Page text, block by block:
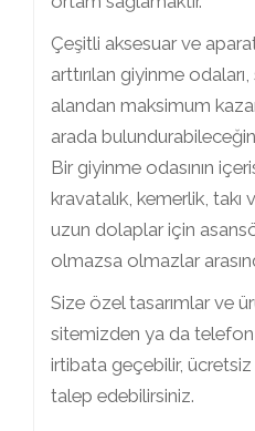
Çeşitli aksesuar ve
arttırılan giyinme
alandan maksimum
arada
Bir giyinme odasının
kravatalık, kemerlik, takı
uzun dolaplar için
olmazsa olmazlar
Size özel tasarımlar ve
sitemizden ya da telefon
irtibata geçebilir,
talep edebilirsiniz.